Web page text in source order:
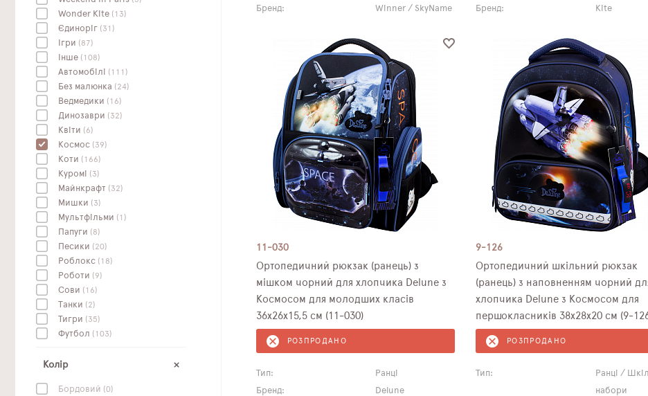
Wonder Kite (13)
Єдиноріг (31)
Ігри (87)
Інше (108)
Автомобілі (111)
Без малюнка (24)
Ведмедики (16)
Динозаври (32)
Квіти (6)
Космос (39)
Коти (166)
Куромі (3)
Майнкрафт (32)
Мишки (3)
Мультфільми (1)
Папуги (8)
Песики (20)
Роблокс (18)
Роботи (9)
Сови (16)
Танки (2)
Тигри (35)
Футбол (103)
Колір
Бордовий (0)
Бренд:
Winner / SkyName
Бренд:
Kite
11-030
Ортопедичний рюкзак (ранець) з
мішком чорний для хлопчика Delune з
Космосом для молодших класів
36х26х15,5 см (11-030)
РОЗПРОДАНО
Тип:
Ранці
Бренд:
Delune
9-126
Ортопедичний шкільний рюкзак
(ранець) з наповненням чорний
хлопчика Delune з Космосом для
першокласників 38х28х20 см (9-
РОЗПРОДАНО
Тип:
Ранці /
набори